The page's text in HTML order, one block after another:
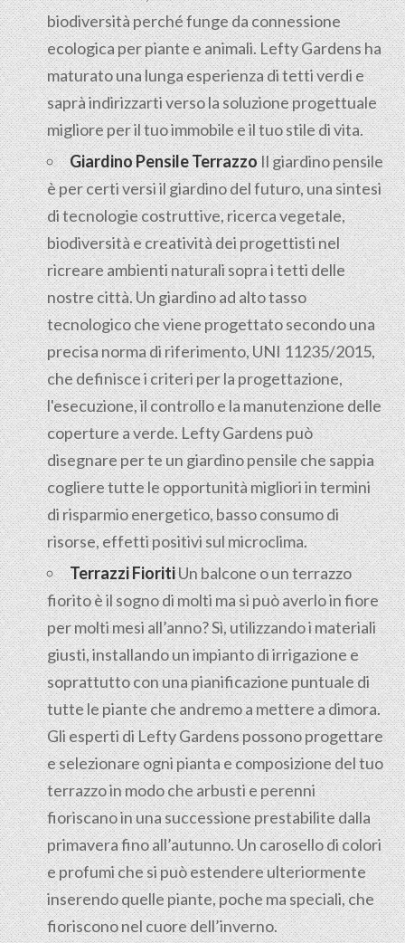
biodiversità perché funge da connessione
ecologica per piante e animali. Lefty Gardens ha
maturato una lunga esperienza di tetti verdi e
saprà indirizzarti verso la soluzione progettuale
migliore per il tuo immobile e il tuo stile di vita.
Giardino Pensile TerrazzoIl giardino pensile
è per certi versi il giardino del futuro, una sintesi
di tecnologie costruttive, ricerca vegetale,
biodiversità e creatività dei progettisti nel
ricreare ambienti naturali sopra i tetti delle
nostre città. Un giardino ad alto tasso
tecnologico che viene progettato secondo una
precisa norma di riferimento, UNI 11235/2015,
che definisce i criteri per la progettazione,
l'esecuzione, il controllo e la manutenzione delle
coperture a verde. Lefty Gardens può
disegnare per te un giardino pensile che sappia
cogliere tutte le opportunità migliori in termini
di risparmio energetico, basso consumo di
risorse, effetti positivi sul microclima.
Terrazzi FioritiUn balcone o un terrazzo
fiorito è il sogno di molti ma si può averlo in fiore
per molti mesi all’anno? Sì, utilizzando i materiali
giusti, installando un impianto di irrigazione e
soprattutto con una pianificazione puntuale di
tutte le piante che andremo a mettere a dimora.
Gli esperti di Lefty Gardens possono progettare
e selezionare ogni pianta e composizione del tuo
terrazzo in modo che arbusti e perenni
fioriscano in una successione prestabilite dalla
primavera fino all’autunno. Un carosello di colori
e profumi che si può estendere ulteriormente
inserendo quelle piante, poche ma speciali, che
fioriscono nel cuore dell’inverno.